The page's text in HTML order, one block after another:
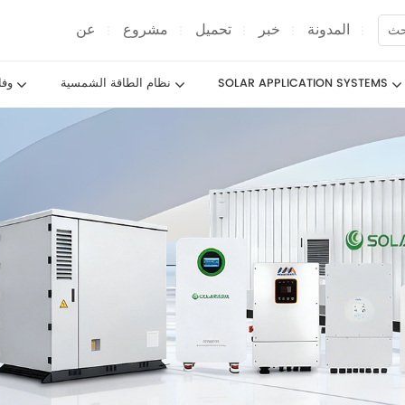
عن مشروع تحميل خبر المدونة
نظام الطاقة الشمسية SOLAR APPLICATION SYSTEMS